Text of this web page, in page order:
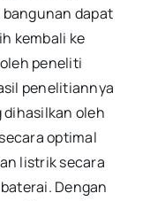
dapat
kembali ke
peneliti
penelitiannya
oleh
optimal
listrik secara
Dengan